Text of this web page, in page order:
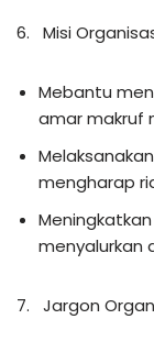
6. Misi
Mebantu
amar makruf
mengharap
menyalurkan
7. Jargon